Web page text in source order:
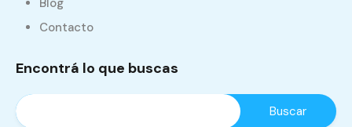
Blog
Contacto
Encontrá lo que buscas